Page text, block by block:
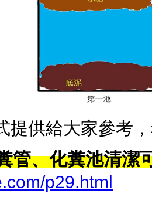
提供給大家參考
管、化糞池清潔
p29.html